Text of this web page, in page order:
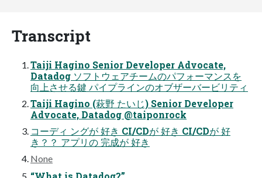
Transcript
Taiji Hagino Senior Developer Advocate,
Datadog ソフトウェアチームのパフォーマンスを
向上させる鍵 パイプラインのオブザーバービリティ
Taiji Hagino (萩野 たいじ) Senior Developer
Advocate, Datadog @taiponrock
コーディ ングが 好き CI/CDが 好き CI/CDが 好
き？？ アプリの 完成が 好き
None